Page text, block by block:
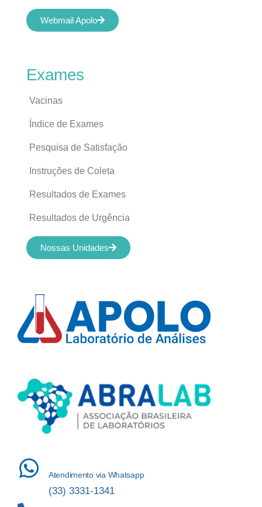
Atendimento via Whatsapp
(33) 3331-1341
Exames
Vacinas
Índice de Exames
Pesquisa de Satisfação
Instruções de Coleta
Resultados de Exames
Resultados de Urgência
Nossas Unidades
Webmail Apolo